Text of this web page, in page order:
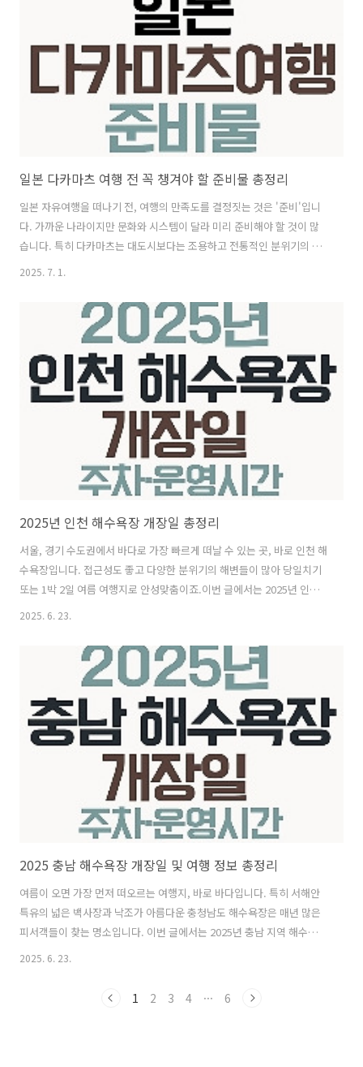
어 유리합니다. 3. 다카마츠 공항에서 ATM 인출하기국제선 도착층 및 로
비에 있는 세븐일레븐 세븐은행 ATM 이용 가능 (2..
일본 다카마츠 여행 전 꼭 챙겨야 할 준비물 총정리
일본 자유여행을 떠나기 전, 여행의 만족도를 결정짓는 것은 '준비'입니
다. 가까운 나라이지만 문화와 시스템이 달라 미리 준비해야 할 것이 많
습니다. 특히 다카마츠는 대도시보다는 조용하고 전통적인 분위기의 지
역이기에, 수도 도쿄나 오사카와는 조금 다른 포인트도 존재하죠. 이 글
로 자세하게 정리했습니다. 출국 전 마지막 체크리스트로 활용해보세요.
1. 여권 및 입국 관련 서류 여권 유효기간 확인: 출국일 기준 6개월 이상
남아 있어야 안전합니다. e-티켓: 모바일에 저장하거나 출력본 지참
Visit Japan Web 등록: 일본 입국 간소화를 위한 필수 절차입니다. Visit
Japan Web 공식 사이트에서 사전 등록 ..
2025. 7. 1.
2025년 인천 해수욕장 개장일 총정리
서울, 경기 수도권에서 바다로 가장 빠르게 떠날 수 있는 곳, 바로 인천 해
수욕장입니다. 접근성도 좋고 다양한 분위기의 해변들이 많아 당일치기
또는 1박 2일 여름 여행지로 안성맞춤이죠.이번 글에서는 2025년 인천
인천 대표 해수욕장으로 수려한 낙조와 활기찬 분위기로 항상 많은 관광
객이 찾는 명소입니다.개장일: 2025년 7월 6일운영시간: 오전 9시 ~ 오
후 6시특징: 백사장 넓고 해양레저 활동 가능 (바나나보트, 패들보드 등)
주차: 공영 유료주차장 완비 (성수기엔 오전 방문 추천)주변: 왕산마리나,
무의도, 하나개해수욕장, 을왕리카페거리 2. 왕산해수욕장 ..
2025. 6. 23.
2025 충남 해수욕장 개장일 및 여행 정보 총정리
여름이 오면 가장 먼저 떠오르는 여행지, 바로 바다입니다. 특히 서해안
특유의 넓은 백사장과 낙조가 아름다운 충청남도 해수욕장은 매년 많은
피서객들이 찾는 명소입니다. 이번 글에서는 2025년 충남 지역 해수욕장
들의 개장일, 특징, 주차장 정보, 주변 볼거리 등을 자세히 소개해드리겠
해수욕장을 7월 초부터 순차적으로 개장합니다.대부분 해수욕장 개장
2025. 6. 23.
1 2 3 4 ··· 6